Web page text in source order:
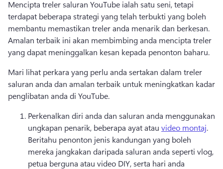
Mencipta treler saluran YouTube ialah satu seni, tetapi
terdapat beberapa strategi yang telah terbukti yang boleh
Amalan terbaik ini akan membimbing anda mencipta treler
yang dapat meninggalkan kesan kepada penonton baharu.
Mari lihat perkara yang perlu anda sertakan dalam treler
saluran anda dan amalan terbaik untuk meningkatkan kadar
penglibatan anda di YouTube.
Perkenalkan diri anda dan saluran anda menggunakan
ungkapan penarik, beberapa ayat atau video montaj
Beritahu penonton jenis kandungan yang boleh
mereka jangkakan daripada saluran anda seperti vlog,
petua berguna atau video DIY, serta hari anda